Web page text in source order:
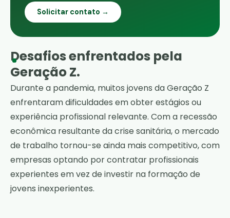
Solicitar contato →
Desafios enfrentados pela
Geração Z.
Durante a pandemia, muitos jovens da Geração Z
enfrentaram dificuldades em obter estágios ou
experiência profissional relevante. Com a recessão
econômica resultante da crise sanitária, o mercado
de trabalho tornou-se ainda mais competitivo, com
empresas optando por contratar profissionais
experientes em vez de investir na formação de
jovens inexperientes.